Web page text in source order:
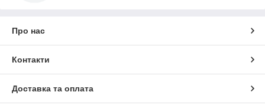
Про нас
Контакти
Доставка та оплата